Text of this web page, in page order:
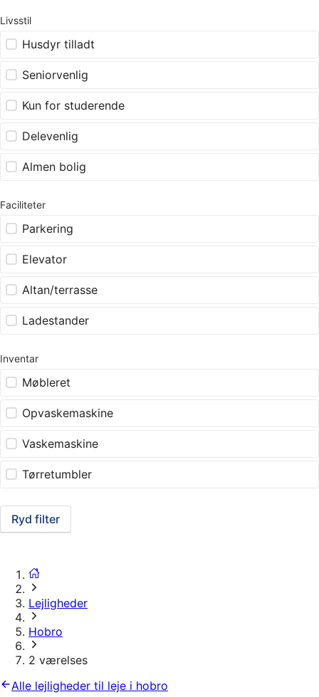
Livsstil
Husdyr tilladt
Seniorvenlig
Kun for studerende
Delevenlig
Almen bolig
Faciliteter
Parkering
Elevator
Altan/terrasse
Ladestander
Inventar
Møbleret
Opvaskemaskine
Vaskemaskine
Tørretumbler
Ryd filter
Lejligheder
Hobro
2 værelses
Alle lejligheder til leje i hobro